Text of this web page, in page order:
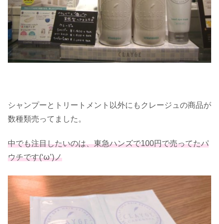
シャンプーとトリートメント以外にもクレージュの商品が
数種類売ってました。
中でも注目したいのは、東急ハンズで100円で売ってたパ
ウチです(‘ω’)ノ